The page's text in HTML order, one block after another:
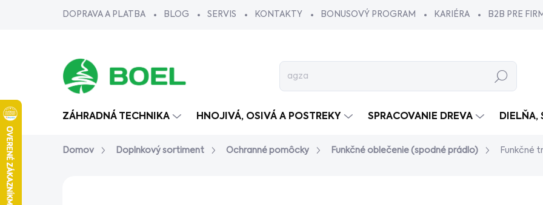
DOPRAVA A PLATBA BLOG SERVIS KONTAKTY BONUSOVÝ PROGRAM KARIÉRA B2B PRE
Hľadať
ZÁHRADNÁ TECHNIKA HNOJIVÁ, OSIVÁ A POSTREKY SPRACOVANIE DREVA DIELŇA,
Domov Doplnkový sortiment Ochranné pomôcky Funkčné oblečenie (spodné prádlo) Funkčné